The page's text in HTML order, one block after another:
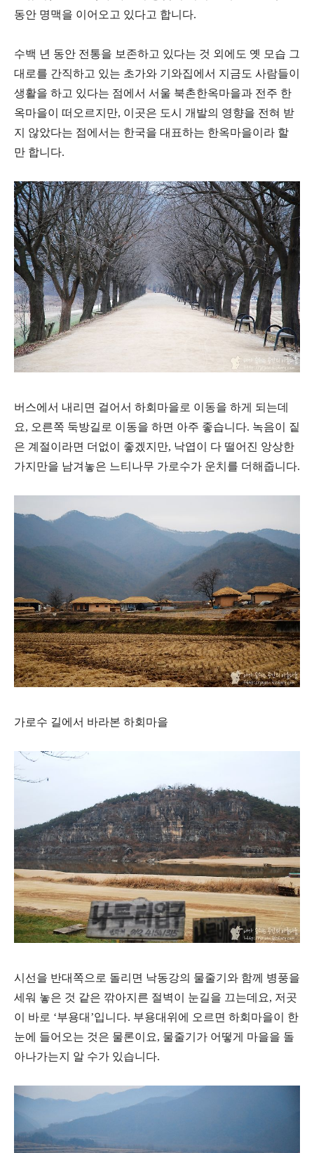
동안 명맥을 이어오고 있다고 합니다.
수백 년 동안 전통을 보존하고 있다는 것 외에도 옛 모습 그
대로를 간직하고 있는 초가와 기와집에서 지금도 사람들이
생활을 하고 있다는 점에서 서울 북촌한옥마을과 전주 한
옥마을이 떠오르지만, 이곳은 도시 개발의 영향을 전혀 받
지 않았다는 점에서는 한국을 대표하는 한옥마을이라 할
만 합니다.
버스에서 내리면 걸어서 하회마을로 이동을 하게 되는데
요, 오른쪽 둑방길로 이동을 하면 아주 좋습니다. 녹음이 짙
은 계절이라면 더없이 좋겠지만, 낙엽이 다 떨어진 앙상한
가지만을 남겨놓은 느티나무 가로수가 운치를 더해줍니다.
가로수 길에서 바라본 하회마을
시선을 반대쪽으로 돌리면 낙동강의 물줄기와 함께 병풍을
세워 놓은 것 같은 깎아지른 절벽이 눈길을 끄는데요, 저곳
이 바로 ‘부용대’입니다. 부용대위에 오르면 하회마을이 한
눈에 들어오는 것은 물론이요, 물줄기가 어떻게 마을을 돌
아나가는지 알 수가 있습니다.